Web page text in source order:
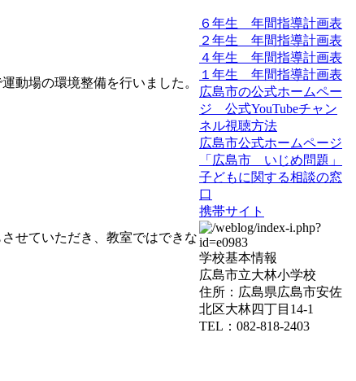
動場の環境整備を行いました。
せていただき、教室ではできな
６年生 年間指導計画表
２年生 年間指導計画表
４年生 年間指導計画表
１年生 年間指導計画表
広島市の公式ホームペー
ジ 公式YouTubeチャン
ネル視聴方法
広島市公式ホームページ
「広島市 いじめ問題」
子どもに関する相談の窓
口
携帯サイト
学校基本情報
広島市立大林小学校
住所：広島県広島市安佐
北区大林四丁目14-1
TEL：082-818-2403